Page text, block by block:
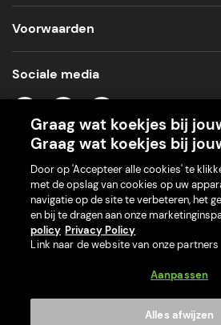
Voorwaarden
Sociale media
Onze app voor je machine
Graag wat koekjes bij
Graag wat koekjes bij
Door op 'Accepteer alle cookies' te
met de opslag van cookies op uw
navigatie op de site te verbeteren, het
en bij te dragen aan onze
policy Privacy Policy
Link naar de website van onze partners
Aanpassen
Alles afwijzen